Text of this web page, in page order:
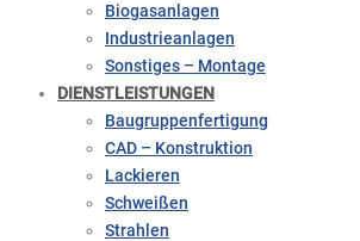
Biogasanlagen
Industrieanlagen
Sonstiges – Montage
DIENSTLEISTUNGEN
Baugruppenfertigung
CAD – Konstruktion
Lackieren
Schweißen
Strahlen